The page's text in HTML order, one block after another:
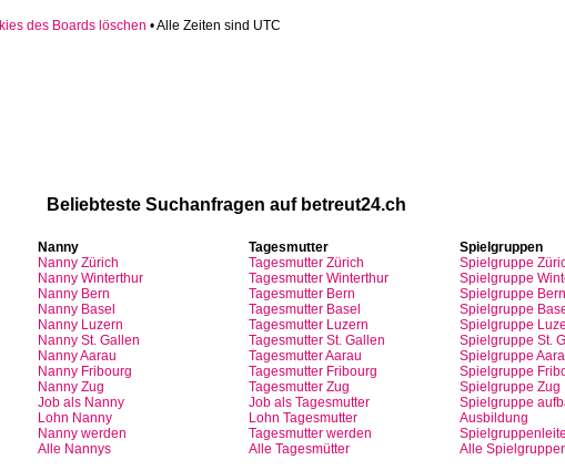
des Boards löschen • Alle Zeiten sind UTC
Beliebteste Suchanfragen aufbetreut24.ch
Nanny
Nanny Zürich
Nanny Winterthur
Nanny Bern
Nanny Basel
Nanny Luzern
Nanny St. Gallen
NannyAarau
Nanny Fribourg
Nanny Zug
Job alsNanny
Lohn Nanny
Nanny werden
Alle Nannys
Tagesmutter
Tagesmutter Zürich
TagesmutterWinterthur
TagesmutterBern
TagesmutterBasel
Tagesmutter Luzern
TagesmutterSt. Gallen
TagesmutterAarau
Tagesmutter Fribourg
Tagesmutter Zug
Job als Tagesmutter
Lohn Tagesmutter
Tagesmutter werden
Alle Tagesmütter
Spielgruppen
Spielgruppe
Spielgruppe
Spielgruppe Bern
Spielgruppe
Spielgruppe
Spielgruppe St.
Spielgruppe
Spielgruppe
Spielgruppe Zug
Spielgruppe
Ausbildung
Alle